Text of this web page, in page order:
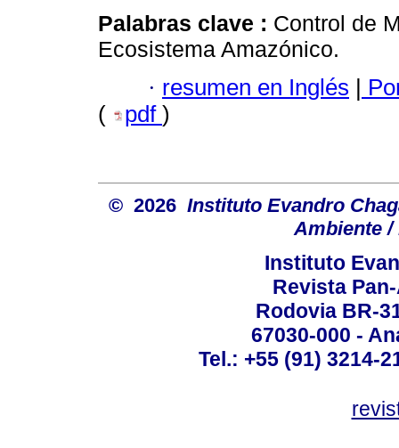
Palabras clave : Control de
Ecosistema Amazónico.
· resumen en Inglés |
(
pdf )
© 2026 Instituto Evandro
Ambiente /
Instituto
Revista
Rodovia BR-
67030-000 -
Tel.: +55 (91) 3214-